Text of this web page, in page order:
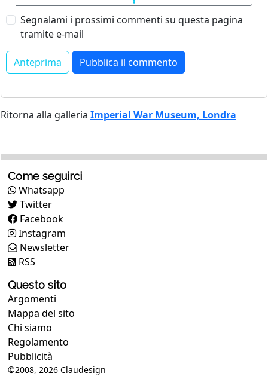
Segnalami i prossimi commenti su questa pagina
tramite e-mail
Ritorna alla galleria Imperial War Museum, Londra
Come seguirci
Whatsapp
Twitter
Facebook
Instagram
Newsletter
RSS
Questo sito
Argomenti
Mappa del sito
Chi siamo
Regolamento
Pubblicità
©2008, 2026 Claudesign